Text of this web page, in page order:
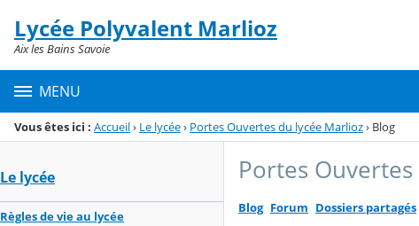
Menu de la rubrique
Contenu
Lycée Polyvalent Marlioz
Aix les Bains Savoie
MENU
Vous êtes ici : Accueil› Le lycée› Portes Ouvertes du lycée Marlioz› Blog
Le lycée
Règles de vie au lycée
Portes
Blog Forum Dossiers partagés